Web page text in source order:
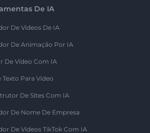
De IA
De Vídeos De IA
De Animação Por IA
De Vídeo Com IA
Texto Para Vídeo
De Sites Com IA
De Nome De Empresa
De Vídeos TikTok Com IA